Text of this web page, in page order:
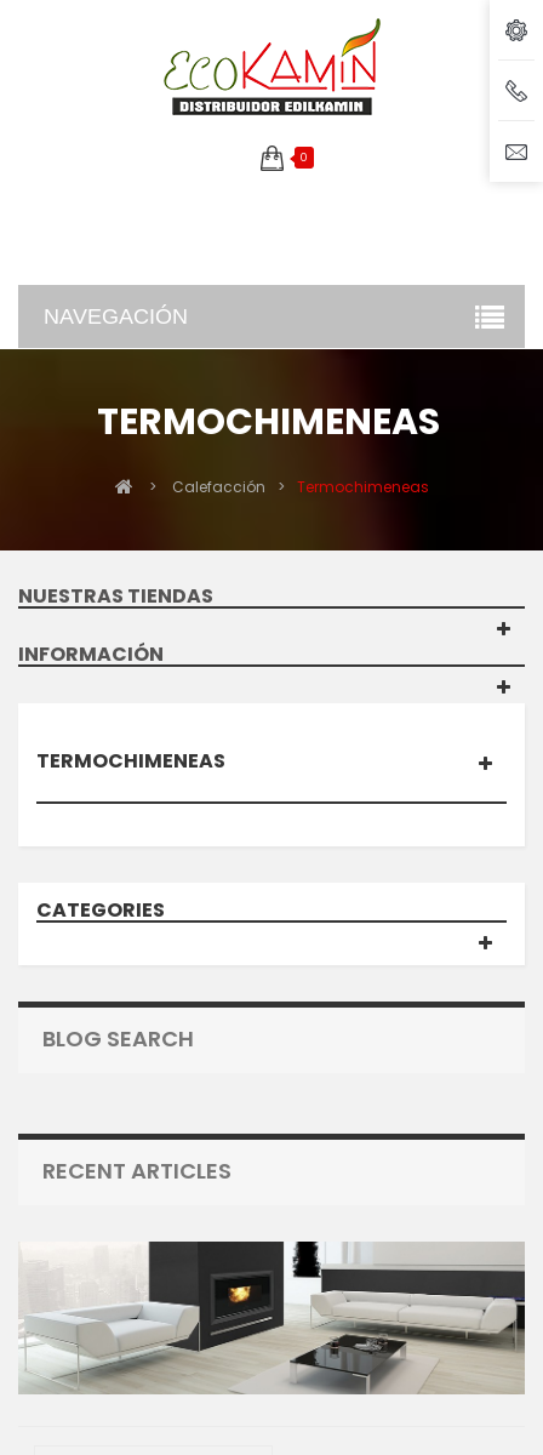
0
NAVEGACIÓN
TERMOCHIMENEAS
> Calefacción > Termochimeneas
NUESTRAS TIENDAS
INFORMACIÓN
TERMOCHIMENEAS
CATEGORIES
BLOG SEARCH
RECENT ARTICLES